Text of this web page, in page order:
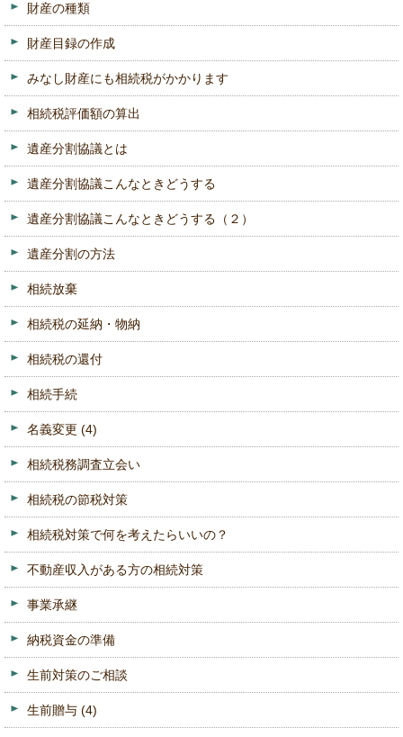
財産の種類
財産目録の作成
みなし財産にも相続税がかかります
相続税評価額の算出
遺産分割協議とは
遺産分割協議こんなときどうする
遺産分割協議こんなときどうする（２）
遺産分割の方法
相続放棄
相続税の延納・物納
相続税の還付
相続手続
名義変更 (4)
相続税務調査立会い
相続税の節税対策
相続税対策で何を考えたらいいの？
不動産収入がある方の相続対策
事業承継
納税資金の準備
生前対策のご相談
生前贈与 (4)